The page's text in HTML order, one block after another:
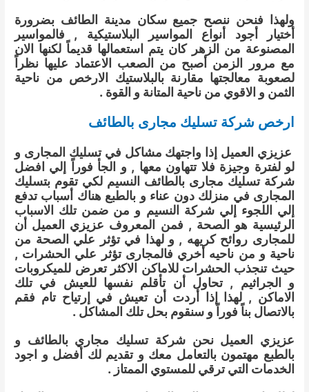
ولهذا فنحن ننصح جميع سكان مدينة الطائف بضرورة
أختيار أجود أنواع المواسير البلاستيكية , فالمواسير
المصنوعة من الزهر كان يتم استعمالها قديماً لكنها الان
مع مرور الزمن أصبح من الصعب الاعتماد عليها نظراً
لصعوبة معالجتها مقارنة بالبلاستيك الارخص من ناحية
الثمن و الاقوي من ناحية المتانة و القوة .
ارخص شركة تسليك مجارى بالطائف
عزيزي العميل إذا واجتهك مشاكل في تسليك المجارى و
لو لفترة وجيزة فلا تتهاون معها , و الجأ فوراً إلي افضل
شركة تسليك مجارى بالطائف النسيم لكي تقوم بتسليك
المجارى في منزلك دون عناء و بالطبع هناك أسباب تدفع
إلي اللجوء إلي شركة النسيم و من ضمن تلك الاسباب
الرئيسية هو الصحة , فمن المعروف عزيزي العميل أن
للمجارى روائح كريهه , و لهذا في تؤثر علي الصحة من
ناحية و من ناحيه أخري فالمجارى تؤثر علي الحشرات ,
حيث تنجذب الحشرات للاماكن الاكثر تعرض للميكروبات
و الجراثيم , تحاول أن تأقلم نفسها للعيش في تلك
الاماكن , لهذا إذا أردت أن تعيش في إرتياح تام فقم
بالاتصال بناً فوراً و سنقوم بحل تلك المشاكل .
عزيزي العميل نحن شركة تسليك مجاري بالطائف و
بالطبع مهتمون بالتعامل معك و تقديم لك أفضل و اجود
الخدمات التي ترقي للمستوي الممتاز .